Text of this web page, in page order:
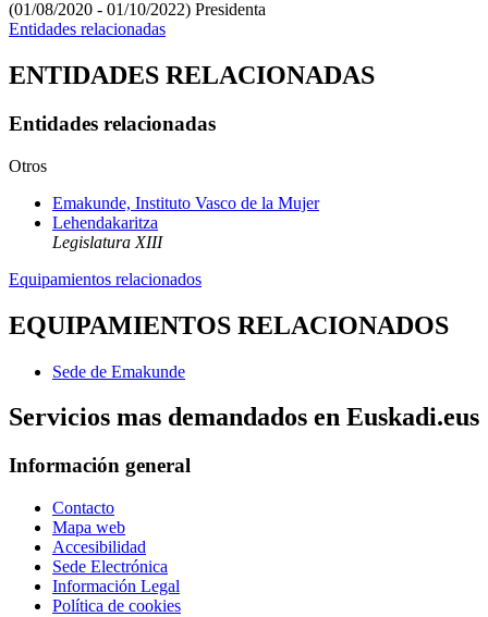
(01/08/2020 - 01/10/2022) Presidenta
Entidades relacionadas
ENTIDADES RELACIONADAS
Entidades relacionadas
Otros
Emakunde, Instituto Vasco de la Mujer
Lehendakaritza
Legislatura XIII
Equipamientos relacionados
EQUIPAMIENTOS RELACIONADOS
Sede de Emakunde
Servicios mas demandados en Euskadi.eus
Información general
Contacto
Mapa web
Accesibilidad
Sede Electrónica
Información Legal
Política de cookies